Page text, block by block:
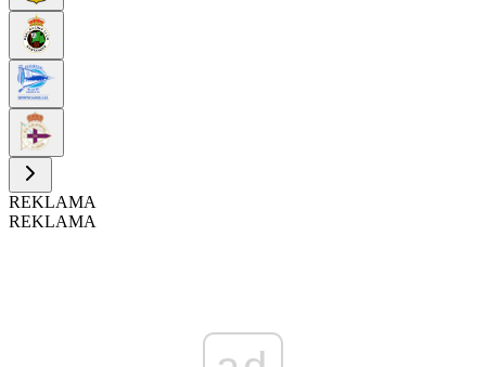
REKLAMA
REKLAMA